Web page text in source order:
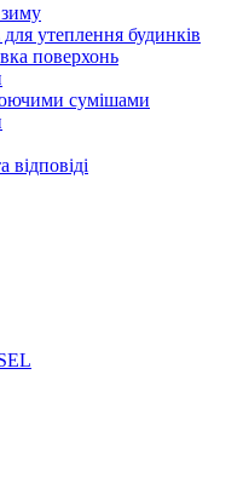
утеплення будинків
поверхонь
сумішами
відповіді